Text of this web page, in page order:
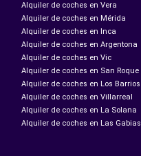
Alquiler de coches en Vera
Alquiler de coches en Mérida
Alquiler de coches en Inca
Alquiler de coches en Argentona
Alquiler de coches en Vic
Alquiler de coches en San Roque
Alquiler de coches en Los Barrios
Alquiler de coches en Villarreal
Alquiler de coches en La Solana
Alquiler de coches en Las Gabias